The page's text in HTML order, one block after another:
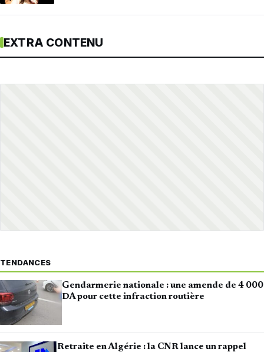
EXTRA CONTENU
TENDANCES
Gendarmerie nationale : une amende de 4 000
DA pour cette infraction routière
Retraite en Algérie : la CNR lance un rappel